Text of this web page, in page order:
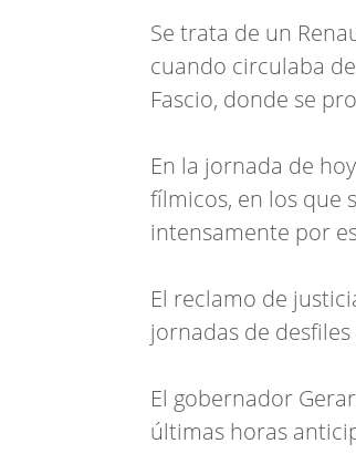
Se trata de un
cuando circulaba
Fascio, donde se
En la jornada de
fílmicos, en los que
intensamente por
El reclamo de
jornadas de
El gobernador
últimas horas